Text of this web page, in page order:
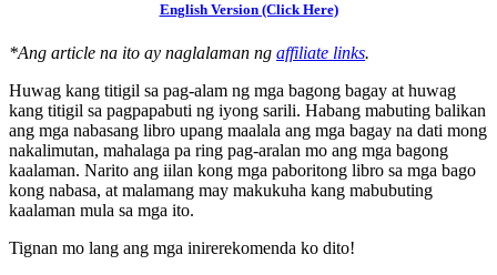
English Version (Click Here)
*Ang article na ito ay naglalaman ng affiliate links.
Huwag kang titigil sa pag-alam ng mga bagong bagay at huwag
kang titigil sa pagpapabuti ng iyong sarili. Habang mabuting balikan
ang mga nabasang libro upang maalala ang mga bagay na dati mong
nakalimutan, mahalaga pa ring pag-aralan mo ang mga bagong
kaalaman. Narito ang iilan kong mga paboritong libro sa mga bago
kong nabasa, at malamang may makukuha kang mabubuting
kaalaman mula sa mga ito.
Tignan mo lang ang mga inirerekomenda ko dito!